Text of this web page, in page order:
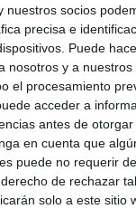
nuestros socios
precisa e
Puede
nosotros y a
el procesamiento
acceder a
antes de
en cuenta que
puede no requerir
de rechazar
solo a este sitio
,Selectividad Inglés,
,Selectividad
II, Selectividad
,simulacro de
plástica. Ciencias: